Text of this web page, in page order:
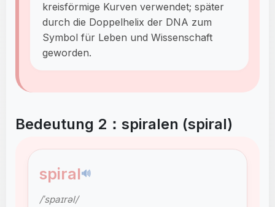
kreisförmige Kurven verwendet; später
durch die Doppelhelix der DNA zum
Symbol für Leben und Wissenschaft
geworden.
Bedeutung 2：spiralen (spiral)
spiral🔊
/ˈspaɪrəl/